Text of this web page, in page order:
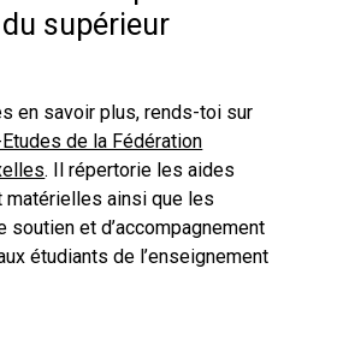
supérieur
en savoir plus, rends-toi sur
de la Fédération
. Il répertorie les aides
matérielles ainsi que les
et d’accompagnement
étudiants de l’enseignement